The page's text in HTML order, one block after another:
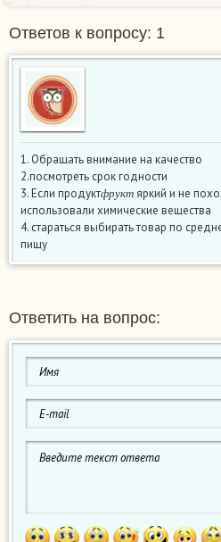
Ответов к вопросу: 1
1. Обращать внимание на качество
2.посмотреть срок годности
3. Если продукт
фру кт
яркий и не
использовали химические вещества
4. стараться выбирать товар по
пищу
Ответить на вопрос: